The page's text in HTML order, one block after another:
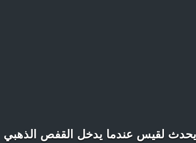
لقيس عندما يدخل القفص الذهبي